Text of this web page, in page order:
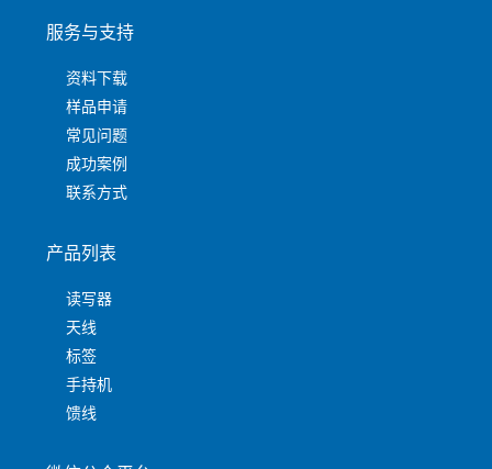
服务与支持
资料下载
样品申请
常见问题
成功案例
联系方式
产品列表
读写器
天线
标签
手持机
馈线